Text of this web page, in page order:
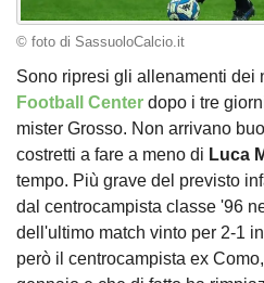
© foto di SassuoloCalcio.it
Sono ripresi gli allenamenti dei
Football Center dopo i tre
mister Grosso. Non arrivano
costretti a fare a meno di Luca
tempo. Più grave del previsto
dal centrocampista classe '96
dell'ultimo match vinto per 2-1
però il centrocampista ex